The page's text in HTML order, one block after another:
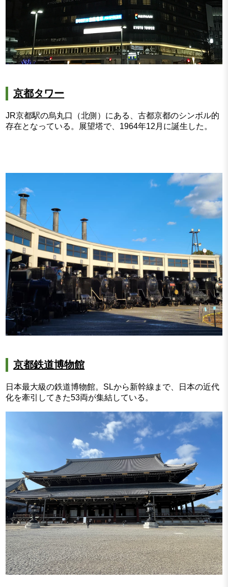
京都タワー
JR京都駅の烏丸口（北側）にある、古都京都のシンボル的
存在となっている。展望塔で、1964年12月に誕生した。
京都鉄道博物館
日本最大級の鉄道博物館。SLから新幹線まで、日本の近代
化を牽引してきた53両が集結している。